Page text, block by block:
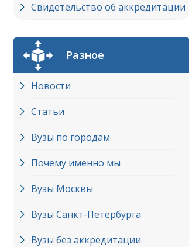
Свидетельство об аккредитации
Разное
Новости
Статьи
Вузы по городам
Почему именно мы
Вузы Москвы
Вузы Cанкт-Петербурга
Вузы без аккредитации